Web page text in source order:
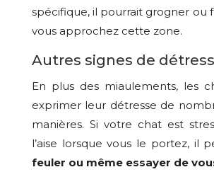
spécifique, il pourrait grogner ou
vous approchez cette zone.
Autres signes de
En plus des miaulements, les
exprimer leur détresse de
manières. Si votre chat est
l’aise lorsque vous le portez, il
feuler ou même essayer de